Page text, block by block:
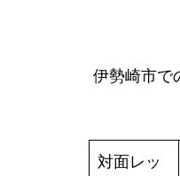
伊勢崎市で
対面レッ